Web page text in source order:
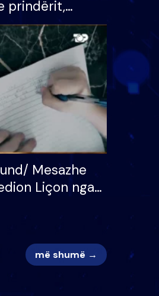
prindërit,
letër divorci
Mesazhe
Liçon nga
më shumë →